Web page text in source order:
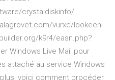
crystaldiskinfo/
vurxc/lookeen-
k9r4/easn.php?
Windows Live Mail pour
attaché au service Windows
plus, voici comment procéder